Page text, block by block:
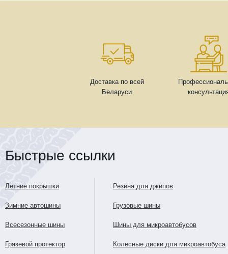
Доставка по всей
Беларуси
Быстрые ссылки
Летние покрышки
Зимние автошины
Всесезонные шины
Грязевой протектор
Резина для джипов
Грузовые шины
Шины для микроавтобусов
Колесные диски для микроавтобуса